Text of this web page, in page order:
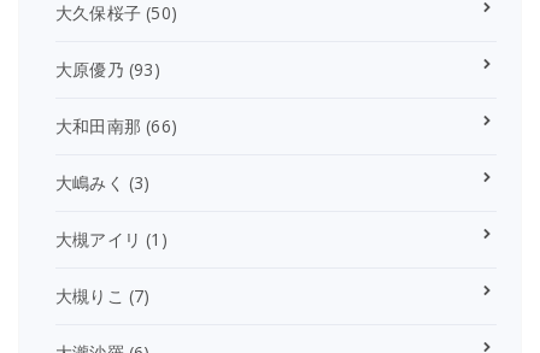
大久保桜子 (50)
大原優乃 (93)
大和田南那 (66)
大嶋みく (3)
大槻アイリ (1)
大槻りこ (7)